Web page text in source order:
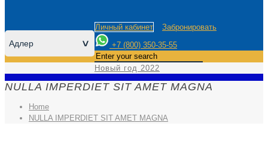
Адлер >
Личный кабинет
Забронировать
+7 (800) 350-35-55
Новый год 2022
NULLA IMPERDIET SIT AMET MAGNA
Home
NULLA IMPERDIET SIT AMET MAGNA